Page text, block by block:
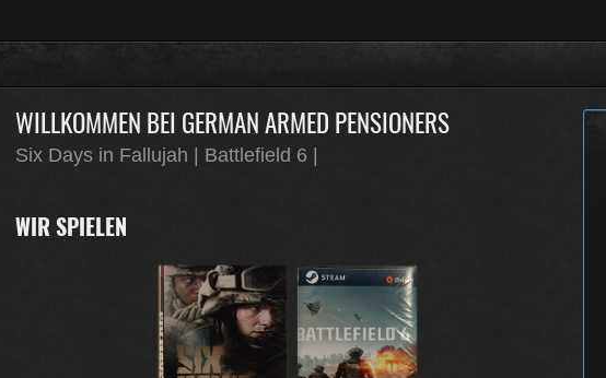
WILLKOMMEN BEI GERMAN ARMED PENSIONERS
Six Days in Fallujah | Battlefield 6 |
WIR SPIELEN